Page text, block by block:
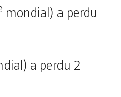
mondial) a perdu
a perdu 2